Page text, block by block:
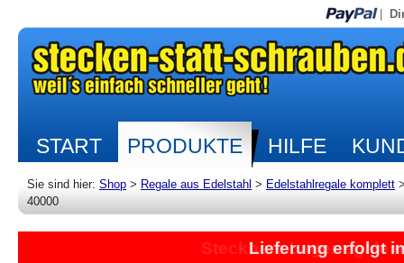
START PRODUKTE HILFE
Sie sind hier: Shop > Regale aus Edelstahl > Edelstahlregale komplett
40000
Lieferung erfolgt